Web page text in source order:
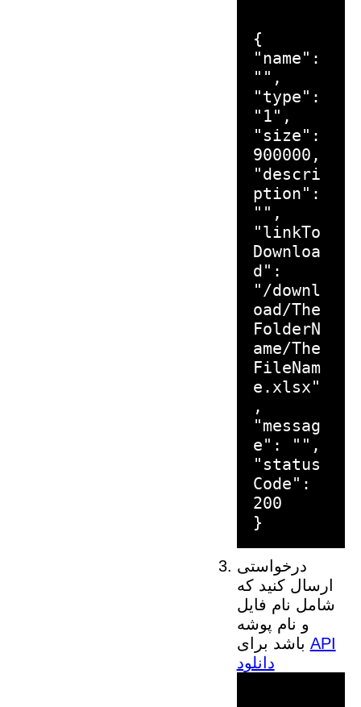
{
"name":
"",
"type":
"1",
"size":
900000,
"descri
ption":
"",
"linkTo
Downloa
d":
"/downl
oad/The
FolderN
ame/The
FileNam
e.xlsx"
,
"messag
e": "",
"status
Code":
200
درخواستی
ارسال کنید که
شامل نام فایل
و نام پوشه
باشد برای API
دانلود